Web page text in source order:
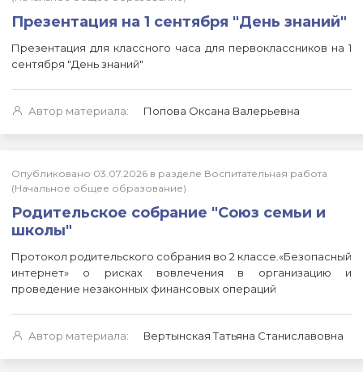
Презентация на 1 сентября "День знаний"
Презентация для классного часа для первоклассников на 1
сентября "День знаний"
Автор материала: Попова Оксана Валерьевна
Опубликовано 03.07.2026 в разделе Воспитательная работа
(Начальное общее образование)
Родительское собрание "Союз семьи и
школы"
Протокол родительского собрания во 2 классе.«Безопасный
интернет» о рисках вовлечения в организацию и
проведение незаконных финансовых операций
Автор материала: Вертынская Татьяна Станиславовна